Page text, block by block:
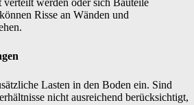
werden oder sich Bauteile
Risse an Wänden und
Lasten in den Boden ein. Sind
nicht ausreichend berücksichtigt,